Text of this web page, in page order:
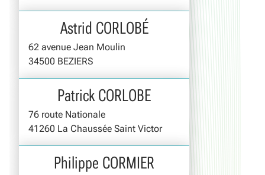
Astrid CORLOBÉ
62 avenue Jean Moulin
34500 BEZIERS
Patrick CORLOBE
76 route Nationale
41260 La Chaussée Saint Victor
Philippe CORMIER